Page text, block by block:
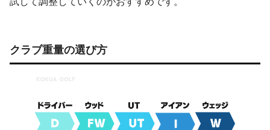
クラブ重量の選び方